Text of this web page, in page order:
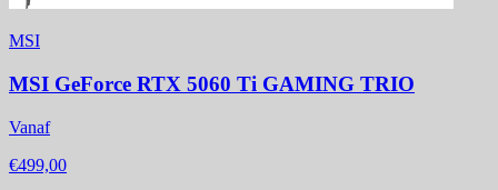
MSI
MSI GeForce RTX 5060 Ti GAMING TRIO
Vanaf
€499,00